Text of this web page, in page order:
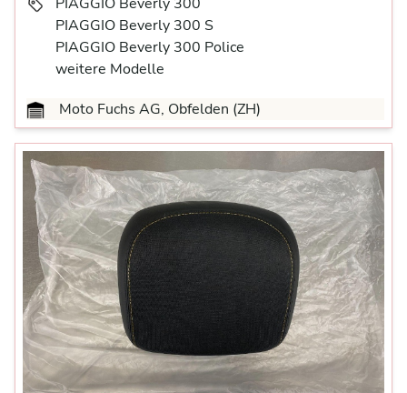
PIAGGIO Beverly 300 S
PIAGGIO Beverly 300 Police
weitere Modelle
Moto Fuchs AG, Obfelden (ZH)